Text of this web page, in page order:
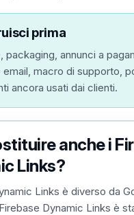
prima
packaging, annunci a
macro di supporto,
ancora usati dai clienti.
anche i
Links?
Links è diverso da
Dynamic Links è